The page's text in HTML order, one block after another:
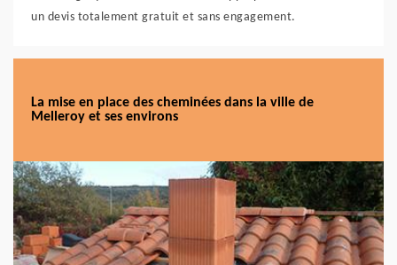
un devis totalement gratuit et sans engagement.
La mise en place des cheminées dans la ville de
Melleroy et ses environs